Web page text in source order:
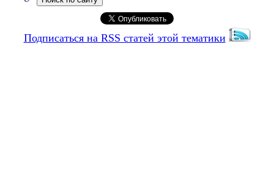
Подписаться на RSS статей этой тематики